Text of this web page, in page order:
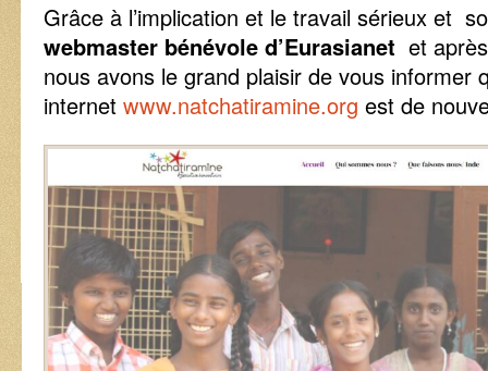
Grâce à l’implication et le travail sérieux et
webmaster bénévole d’Eurasianet et
nous avons le grand plaisir de vous informer
internet www.natchatiramine.org est de